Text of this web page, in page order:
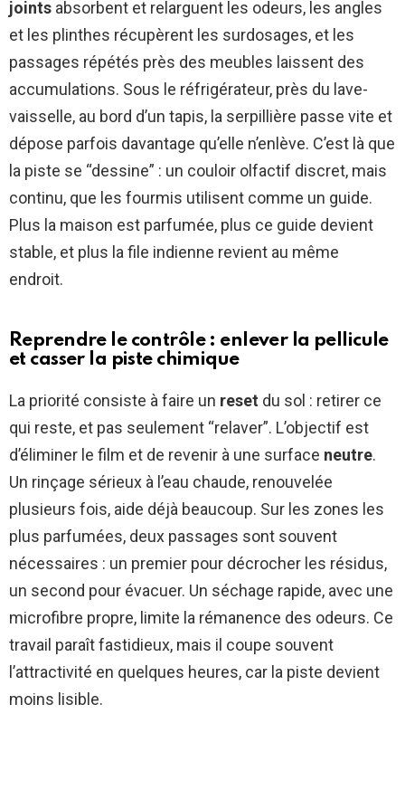
joints absorbent et relarguent les odeurs, les angles
et les plinthes récupèrent les surdosages, et les
passages répétés près des meubles laissent des
accumulations. Sous le réfrigérateur, près du lave-
vaisselle, au bord d’un tapis, la serpillière passe vite et
dépose parfois davantage qu’elle n’enlève. C’est là que
la piste se “dessine” : un couloir olfactif discret, mais
continu, que les fourmis utilisent comme un guide.
Plus la maison est parfumée, plus ce guide devient
stable, et plus la file indienne revient au même
endroit.
Reprendre le contrôle : enlever la pellicule
et casser la piste chimique
La priorité consiste à faire un reset du sol : retirer ce
qui reste, et pas seulement “relaver”. L’objectif est
d’éliminer le film et de revenir à une surface neutre.
Un rinçage sérieux à l’eau chaude, renouvelée
plusieurs fois, aide déjà beaucoup. Sur les zones les
plus parfumées, deux passages sont souvent
nécessaires : un premier pour décrocher les résidus,
un second pour évacuer. Un séchage rapide, avec une
microfibre propre, limite la rémanence des odeurs. Ce
travail paraît fastidieux, mais il coupe souvent
l’attractivité en quelques heures, car la piste devient
moins lisible.